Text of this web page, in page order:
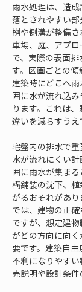
雨水処理は、造
落とされやすい
桝や側溝が整備
車場、庭、アプ
で、実際の表面
す。区画ごとの傾
建築時にどこへ
囲に水が流れ込
ります。これは
違いを減らすうえ
宅盤内の排水で
水が流れにくい
囲に雨水が集ま
構舗装の沈下、
がるおそれがあ
では、建物の正
ですが、想定建
がどの方向に向
要です。建築自
不利になりやす
売説明や設計条件